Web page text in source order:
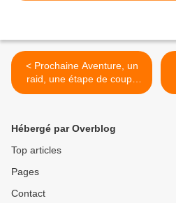
< Prochaine Aventure, un
raid, une étape de coupe
du monde
Hébergé par Overblog
Top articles
Pages
Contact